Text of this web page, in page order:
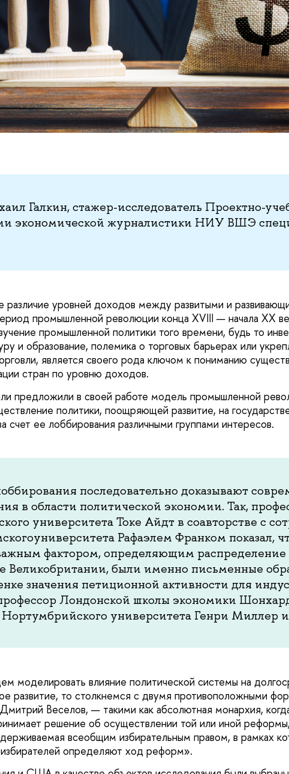
Галкин, стажер-исследователь Проектно-
экономической журналистики НИУ ВШЭ
уровней доходов между развитыми и
промышленной революции конца XVIII — начала XX
промышленной политики того времени, будь то
и образование, полемика о торговых барьерах или
является своего рода ключом к пониманию
стран по уровню доходов.
предложили в своей работе модель промышленной
политики, поощряющей развитие, на
счет ее лоббирования различными группами интересов.
последовательно доказывают
в области политической экономии. Так,
университета Токе Айдт в соавторстве с
Рафаэлем Франком показал,
фактором, определяющим распределение
Великобритании, были именно письменные
значения петиционной активности для
Лондонской школы экономики
университета Генри Миллер
моделировать влияние политической системы на
развитие, то столкнемся с двумя противоположными
Веселов, — такими как абсолютная монархия,
решение об осуществлении той или иной
всеобщим избирательным правом, в рамках
определяют ход реформ».